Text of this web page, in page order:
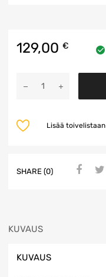
129,00 €
ohjausyksikkö
Lisää toivelistaan
SHARE (0)
KUVAUS
KUVAUS